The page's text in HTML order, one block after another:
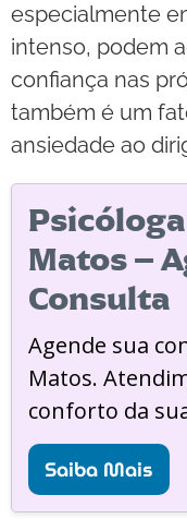
especialmente
intenso, podem
confiança nas
também é um
ansiedade ao
Matos –
Consulta
Agende sua
Matos.
conforto da
Saiba Mais